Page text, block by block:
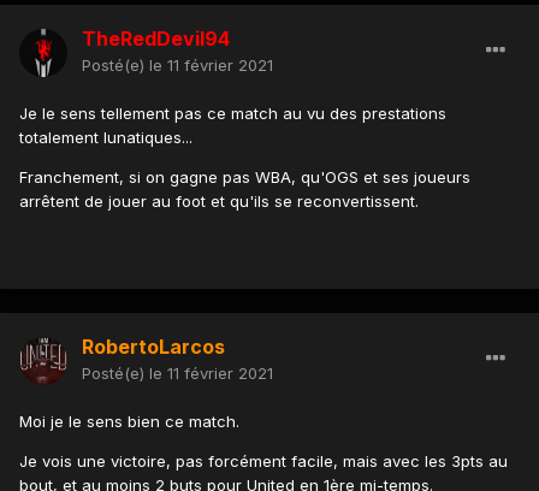
TheRedDevil94
Posté(e) le 11 février 2021
Je le sens tellement pas ce match au vu des prestations
totalement lunatiques...
Franchement, si on gagne pas WBA, qu'OGS et ses joueurs
arrêtent de jouer au foot et qu'ils se reconvertissent.
RobertoLarcos
Posté(e) le 11 février 2021
Moi je le sens bien ce match.
Je vois une victoire, pas forcément facile, mais avec les 3pts au
bout, et au moins 2 buts pour United en 1ère mi-temps.